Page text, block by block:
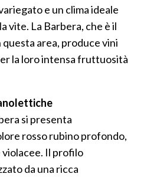
e un clima ideale
vite. La Barbera, che è il
area, produce vini
la loro intensa fruttuosità
si presenta
rosso rubino profondo,
Il profilo
da una ricca